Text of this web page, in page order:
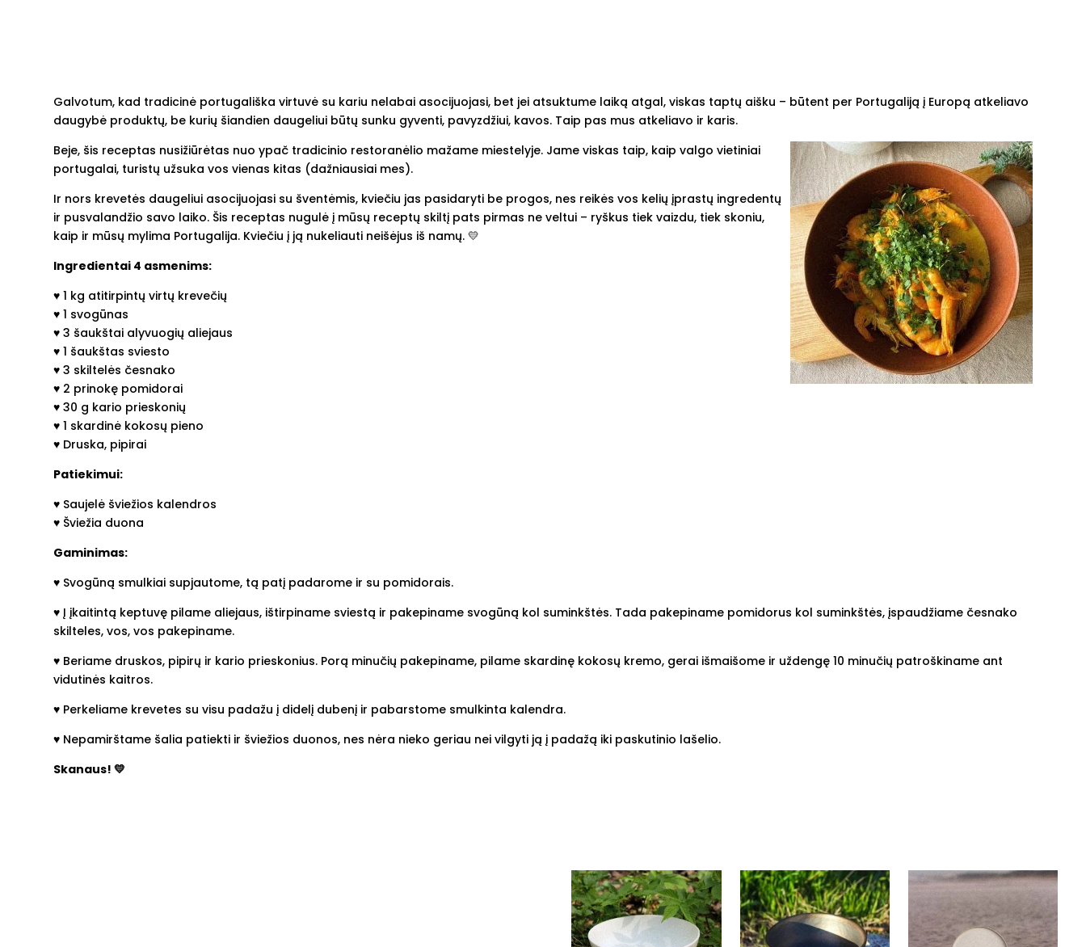
Galvotum, kad tradicinė portugališka virtuvė su kariu nelabai asocijuojasi, bet jei atsuktume laiką atgal, viskas taptų aišku – būtent per Portugaliją į Europą atkeliavo
daugybė produktų, be kurių šiandien daugeliui būtų sunku gyventi, pavyzdžiui, kavos. Taip pas mus atkeliavo ir karis.
Beje, šis receptas nusižiūrėtas nuo ypač tradicinio restoranėlio mažame miestelyje. Jame viskas taip, kaip valgo vietiniai
portugalai, turistų užsuka vos vienas kitas (dažniausiai mes).
Ir nors krevetės daugeliui asocijuojasi su šventėmis, kviečiu jas pasidaryti be progos, nes reikės vos kelių įprastų ingredentų
ir pusvalandžio savo laiko. Šis receptas nugulė į mūsų receptų skiltį pats pirmas ne veltui – ryškus tiek vaizdu, tiek skoniu,
kaip ir mūsų mylima Portugalija. Kviečiu į ją nukeliauti neišėjus iš namų. 💛
Ingredientai 4 asmenims:
♥︎ 1 kg atitirpintų virtų krevečių
♥︎ 1 svogūnas
♥︎ 3 šaukštai alyvuogių aliejaus
♥︎ 1 šaukštas sviesto
♥︎ 3 skiltelės česnako
♥︎ 2 prinokę pomidorai
♥︎ 30 g kario prieskonių
♥︎ 1 skardinė kokosų pieno
♥︎ Druska, pipirai
Patiekimui:
♥︎ Saujelė šviežios kalendros
♥︎ Šviežia duona
Gaminimas:
♥︎ Svogūną smulkiai supjautome, tą patį padarome ir su pomidorais.
♥︎ Į įkaitintą keptuvę pilame aliejaus, ištirpiname sviestą ir pakepiname svogūną kol suminkštės. Tada pakepiname pomidorus kol suminkštės, įspaudžiame česnako
skilteles, vos, vos pakepiname.
♥︎ Beriame druskos, pipirų ir kario prieskonius. Porą minučių pakepiname, pilame skardinę kokosų kremo, gerai išmaišome ir uždengę 10 minučių patroškiname ant
vidutinės kaitros.
♥︎ Perkeliame krevetes su visu padažu į didelį dubenį ir pabarstome smulkinta kalendra.
♥︎ Nepamirštame šalia patiekti ir šviežios duonos, nes nėra nieko geriau nei vilgyti ją į padažą iki paskutinio lašelio.
Skanaus! 💛